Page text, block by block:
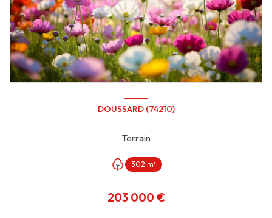
DOUSSARD (74210)
Terrain
302 m²
203 000 €